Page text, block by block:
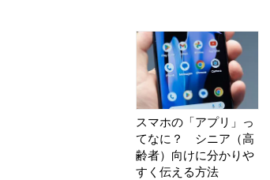
スマホの「アプリ」っ
てなに？ シニア（高
齢者）向けに分かりや
すく伝える方法